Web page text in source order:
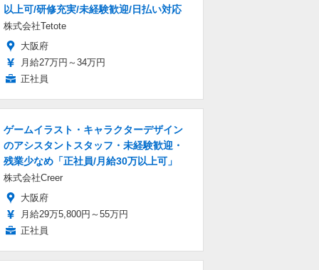
以上可/研修充実/未経験歓迎/日払い対応
株式会社Tetote
大阪府
月給27万円～34万円
正社員
ゲームイラスト・キャラクターデザイン
のアシスタントスタッフ・未経験歓迎・
残業少なめ「正社員/月給30万以上可」
株式会社Creer
大阪府
月給29万5,800円～55万円
正社員